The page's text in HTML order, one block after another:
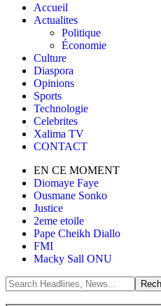
Accueil
Actualites
Politique
Économie
Culture
Diaspora
Opinions
Sports
Technologie
Celebrites
Xalima TV
CONTACT
EN CE MOMENT
Diomaye Faye
Ousmane Sonko
Justice
2eme etoile
Pape Cheikh Diallo
FMI
Macky Sall ONU